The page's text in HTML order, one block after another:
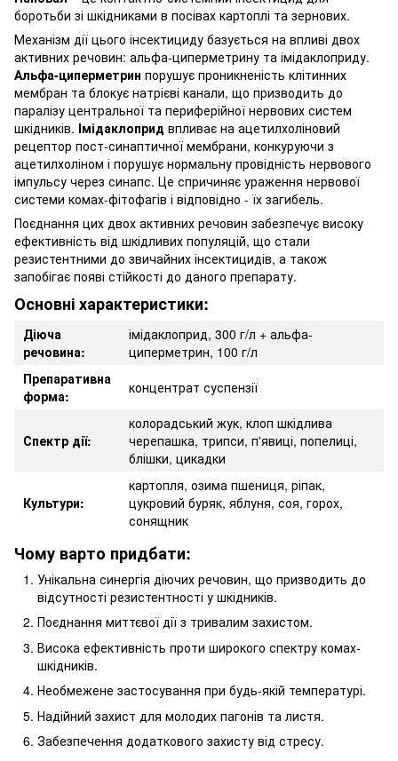
боротьби зі шкідниками в посівах картоплі та зернових.
Механізм дії цього інсектициду базується на впливі двох
активних речовин: альфа-циперметрину та імідаклоприду.
Альфа-циперметрин порушує проникненість клітинних
мембран та блокує натрієві канали, що призводить до
паралізу центральної та периферійної нервових систем
шкідників. Імідаклоприд впливає на ацетилхоліновий
рецептор пост-синаптичної мембрани, конкуруючи з
ацетилхоліном і порушує нормальну провідність нервового
імпульсу через синапс. Це спричиняє ураження нервової
системи комах-фітофагів і відповідно - їх загибель.
Поєднання цих двох активних речовин забезпечує високу
ефективність від шкідливих популяцій, що стали
резистентними до звичайних інсектицидів, а також
запобігає появі стійкості до даного препарату.
Основні характеристики:
Діюча
речовина:
імідаклоприд, 300 г/л + альфа-
циперметрин, 100 г/л
Препаративна
форма:
концентрат суспензії
Спектр дії:
колорад­ський жук, клоп шкідлива
черепашка, трипси, п'явиці, попелиці,
блішки, цикадки
Культури:
картопля, озима пшениця, ріпак,
цукровий буряк, яблуня, соя, горох,
сонящник
Чому варто придбати:
Унікальна синергія діючих речовин, що призводить до
відсутності резистентності у шкідників.
Поєднання миттєвої дії з тривалим захистом.
Висока ефективність проти широкого спектру комах-
шкідників.
Необмежене застосування при будь-якій температурі.
Надійний захист для молодих пагонів та листя.
Забезпечення додаткового захисту від стресу.